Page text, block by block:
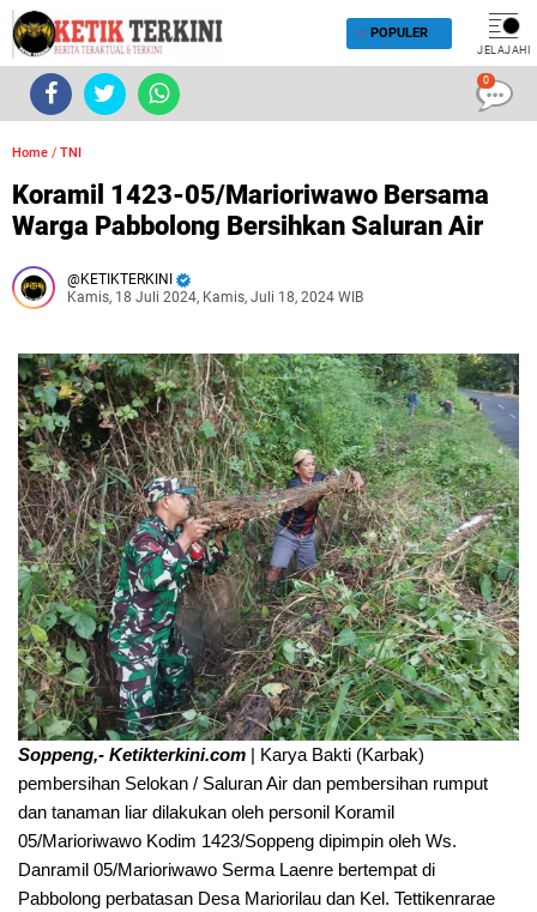
POPULER
JELAJAHI
Home / TNI
Koramil 1423-05/Marioriwawo Bersama
Warga Pabbolong Bersihkan Saluran Air
KETIKTERKINI
Kamis, 18 Juli 2024, Kamis, Juli 18, 2024 WIB
Soppeng,- Ketikterkini.com | Karya Bakti (Karbak)
pembersihan Selokan / Saluran Air dan pembersihan rumput
dan tanaman liar dilakukan oleh personil Koramil
05/Marioriwawo Kodim 1423/Soppeng dipimpin oleh Ws.
Danramil 05/Marioriwawo Serma Laenre bertempat di
Pabbolong perbatasan Desa Mariorilau dan Kel. Tettikenrarae
0